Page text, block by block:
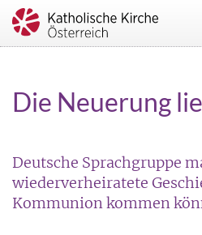
Die Neuerung
Deutsche Sprachgruppe
wiederverheiratete
Kommunion kommen